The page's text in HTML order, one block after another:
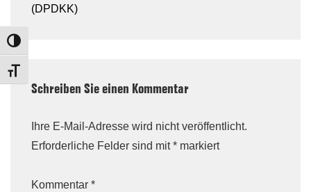
TOGGLE HIGH CONTRAST
TOGGLE FONT SIZE
(DPDKK)
Schreiben Sie einen Kommentar
Ihre E-Mail-Adresse wird nicht veröffentlicht.
Erforderliche Felder sind mit* markiert
Kommentar *